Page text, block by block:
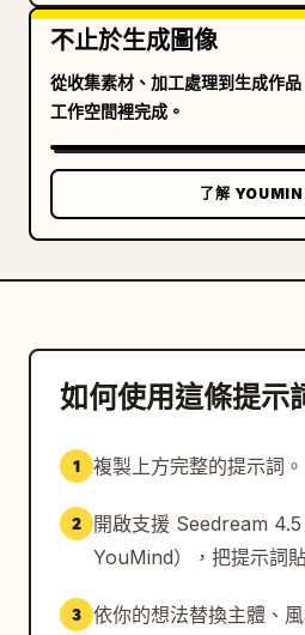
不止於生成圖像
從收集素材、加工處理到生成作
工作空間裡完成。
了解
如何使用這條提示
1 複製上方完整的提示詞。
2
開啟支援 Seedream
YouMind），把提示詞
3 依你的想法替換主體、